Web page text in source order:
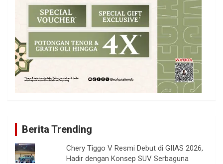
Berita Trending
Chery Tiggo V Resmi Debut di GIIAS 2026,
Hadir dengan Konsep SUV Serbaguna